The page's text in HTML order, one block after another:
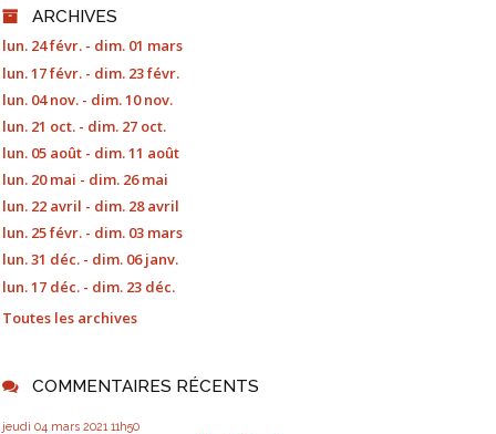
ARCHIVES
lun. 24 févr. - dim. 01 mars
lun. 17 févr. - dim. 23 févr.
lun. 04 nov. - dim. 10 nov.
lun. 21 oct. - dim. 27 oct.
lun. 05 août - dim. 11 août
lun. 20 mai - dim. 26 mai
lun. 22 avril - dim. 28 avril
lun. 25 févr. - dim. 03 mars
lun. 31 déc. - dim. 06 janv.
lun. 17 déc. - dim. 23 déc.
Toutes les archives
COMMENTAIRES RÉCENTS
jeudi 04 mars 2021 11h50